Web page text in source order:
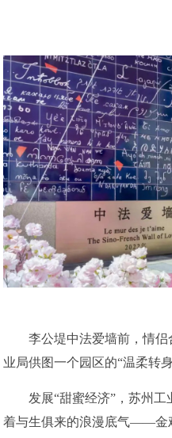
李公堤中法爱墙前，情侣
业局供图一个园区的“温柔转
发展“甜蜜经济”，苏州工
着与生俱来的浪漫底气——金